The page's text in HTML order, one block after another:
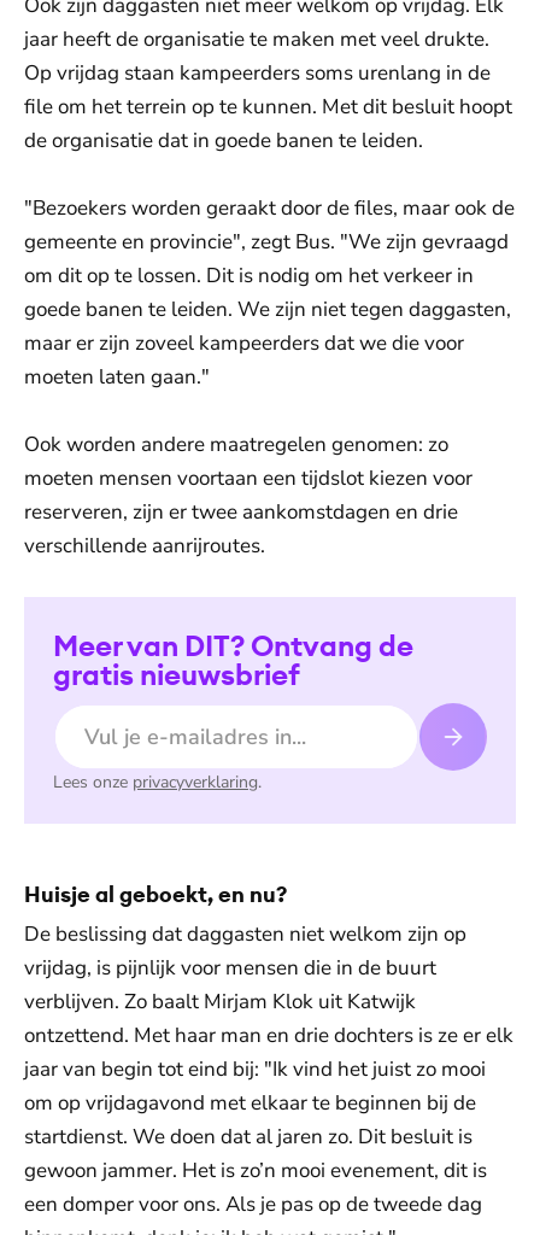
jaar heeft de organisatie te maken met veel drukte.
Op vrijdag staan kampeerders soms urenlang in de
file om het terrein op te kunnen. Met dit besluit hoopt
de organisatie dat in goede banen te leiden.
"Bezoekers worden geraakt door de files, maar ook de
gemeente en provincie", zegt Bus. "We zijn gevraagd
om dit op te lossen. Dit is nodig om het verkeer in
goede banen te leiden. We zijn niet tegen daggasten,
maar er zijn zoveel kampeerders dat we die voor
moeten laten gaan."
Ook worden andere maatregelen genomen: zo
moeten mensen voortaan een tijdslot kiezen voor
reserveren, zijn er twee aankomstdagen en drie
verschillende aanrijroutes.
Meer van DIT? Ontvang de
gratis nieuwsbrief
E-mailadres
Lees onze privacyverklaring.
Huisje al geboekt, en nu?
De beslissing dat daggasten niet welkom zijn op
vrijdag, is pijnlijk voor mensen die in de buurt
verblijven. Zo baalt Mirjam Klok uit Katwijk
ontzettend. Met haar man en drie dochters is ze er elk
jaar van begin tot eind bij: "Ik vind het juist zo mooi
om op vrijdagavond met elkaar te beginnen bij de
startdienst. We doen dat al jaren zo. Dit besluit is
gewoon jammer. Het is zo’n mooi evenement, dit is
een domper voor ons. Als je pas op de tweede dag